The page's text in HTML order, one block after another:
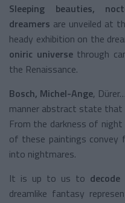
Sleeping beauties,
dreamers are unveiled at
heady exhibition on the
oniric universe through
the Renaissance.
Bosch, Michel-Ange,
manner abstract state
From the darkness of
of these paintings convey
into nightmares.
It is up to us to
dreamlike fantasy